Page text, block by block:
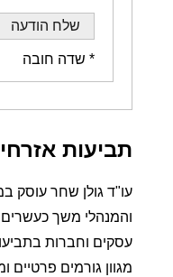
* שדה חובה
תביעות
עו"ד גולן שחר עוסק
והמנהלי משך כעשרים
עסקים וחברות
מגוון גורמים פרטיים